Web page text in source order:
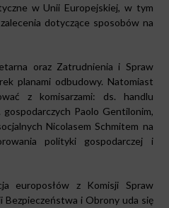
w Unii Europejskiej, w tym
dotyczące sposobów na
oraz Zatrudnienia i Spraw
planami odbudowy. Natomiast
z komisarzami: ds. handlu
Paolo Gentilonim,
Nicolasem Schmitem na
polityki gospodarczej i
europosłów z Komisji Spraw
Bezpieczeństwa i Obrony uda się